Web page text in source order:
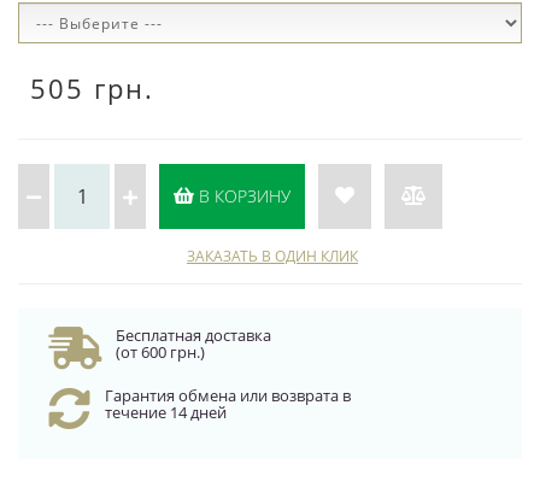
505 грн.
В КОРЗИНУ
ЗАКАЗАТЬ В ОДИН КЛИК
Бесплатная доставка
(от 600 грн.)
Гарантия обмена или возврата в
течение 14 дней